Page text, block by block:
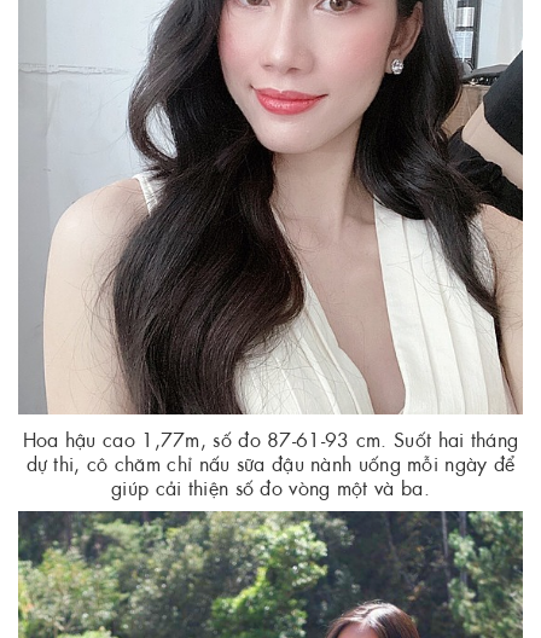
Hoa hậu cao 1,77m, số đo 87-61-93 cm. Suốt hai tháng
dự thi, cô chăm chỉ nấu sữa đậu nành uống mỗi ngày để
giúp cải thiện số đo vòng một và ba.